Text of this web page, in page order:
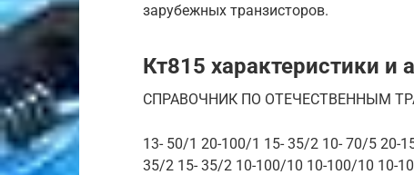
зарубежных транзисторов.
Кт815 характеристики и
СПРАВОЧНИК ПО ОТЕЧЕСТВЕННЫМ
13- 50/1 20-100/1 15- 35/2 10- 70/5 20-
35/2 15- 35/2 10-100/10 10-100/10 10-